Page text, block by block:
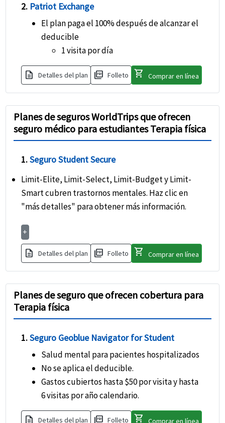
2. Patriot Exchange
El plan paga el 100% después de alcanzar el
deducible
1 visita por día
description Detalles del plan picture_as_pdf Folleto shopping_cart Comprar en línea
Planes de seguros WorldTrips que ofrecen
seguro médico para estudiantes Terapia física
1.Seguro Student Secure
Limit-Elite, Limit-Select, Limit-Budget y Limit-
Smart cubren trastornos mentales. Haz clic en
"más detalles" para obtener más información.
+
description Detalles del plan picture_as_pdf Folleto shopping_cart Comprar en línea
Planes de seguro que ofrecen cobertura para
Terapia física
1.Seguro Geoblue Navigator for Student
Salud mental para pacientes hospitalizados
No se aplica el deducible.
Gastos cubiertos hasta $50 por visita y hasta
6 visitas por año calendario.
description Detalles del plan picture_as_pdf Folleto shopping_cart Comprar en línea